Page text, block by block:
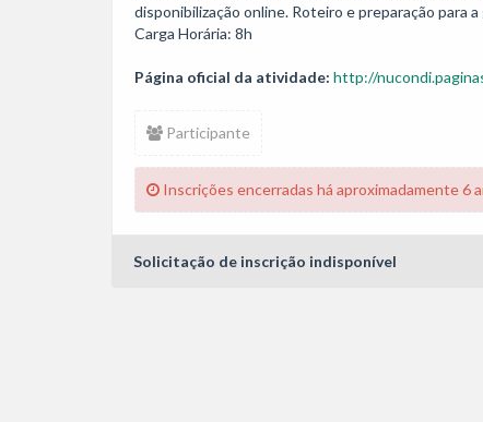
disponibilização online. Roteiro e preparação para
Carga Horária: 8h
Página oficial da atividade: http://
Participante
Inscrições encerradas há aproximadamente 6
Solicitação de inscrição indisponível